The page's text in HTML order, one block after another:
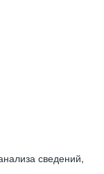
сведений,